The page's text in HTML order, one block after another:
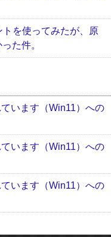
を使ってみたが、原
た件。
います（Win11）への
います（Win11）への
います（Win11）への